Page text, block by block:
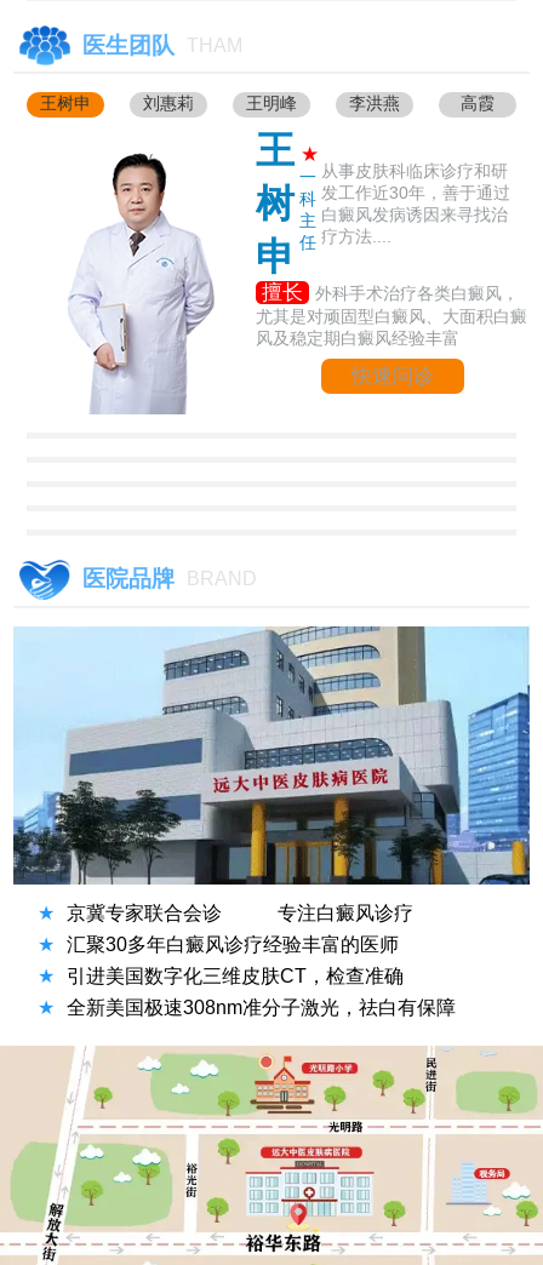
医生团队 THAM
王树申 刘惠莉 王明峰 李洪燕 高霞
王
树
申
★
一
科
主
任
从事皮肤科临床诊疗和研
发工作近30年，善于通过
白癜风发病诱因来寻找治
疗方法....
擅长
外科手术治疗各类白癜风，
尤其是对顽固型白癜风、大面积白癜
风及稳定期白癜风经验丰富
快速问诊
医院品牌 BRAND
★ 京冀专家联合会诊
专注白癜风诊疗
★
汇聚30多年白癜风诊疗经验丰富的医师
★
引进美国数字化三维皮肤CT，检查准确
★
全新美国极速308nm准分子激光，祛白有保障